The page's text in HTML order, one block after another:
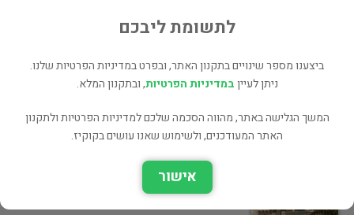
רכישה ישירה
למען ירושלים כולל מפה
ארץ ישראל
רכישה ישירה
לתשומת ליבכם
ביצענו מספר שינויים בתקנון האתר, ובפרט במדיניות הפרטיות שלנו.
ניתן לעייןבמדיניות הפרטיות, ובתקנון המלא.
המשך הגלישה באתר, מהווה הסכמה שלכם למדיניות הפרטיות ולתקנון
האתר המעודכנים, ולשימוש שאנו עושים בקוקיז.
אישור